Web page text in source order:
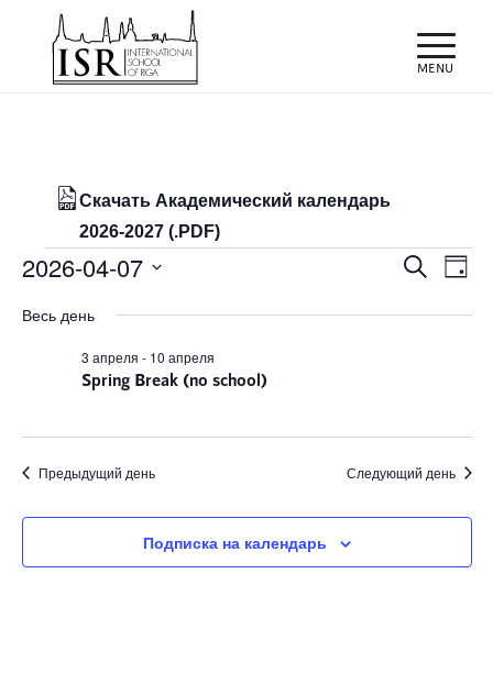
Скачать Академический календарь
2026-2027 (.PDF)
Мероприятия
for
07/04/2026
Поиск
Поиск
День
2026-04-07
дату.
Весь день
Spring Break (no school)
3 апреля - 10 апреля
Предыдущий день Следующий день
Подписка на календарь